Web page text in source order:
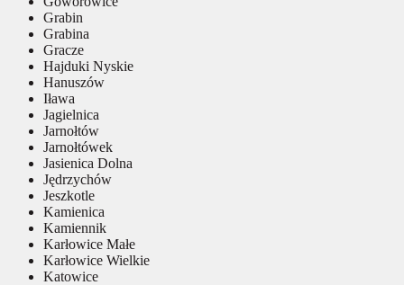
Grabin
Grabina
Gracze
Hajduki Nyskie
Hanuszów
Iława
Jagielnica
Jarnołtów
Jarnołtówek
Jasienica Dolna
Jędrzychów
Jeszkotle
Kamienica
Kamiennik
Karłowice Małe
Karłowice Wielkie
Katowice